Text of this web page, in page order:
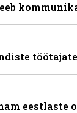
eestlaste